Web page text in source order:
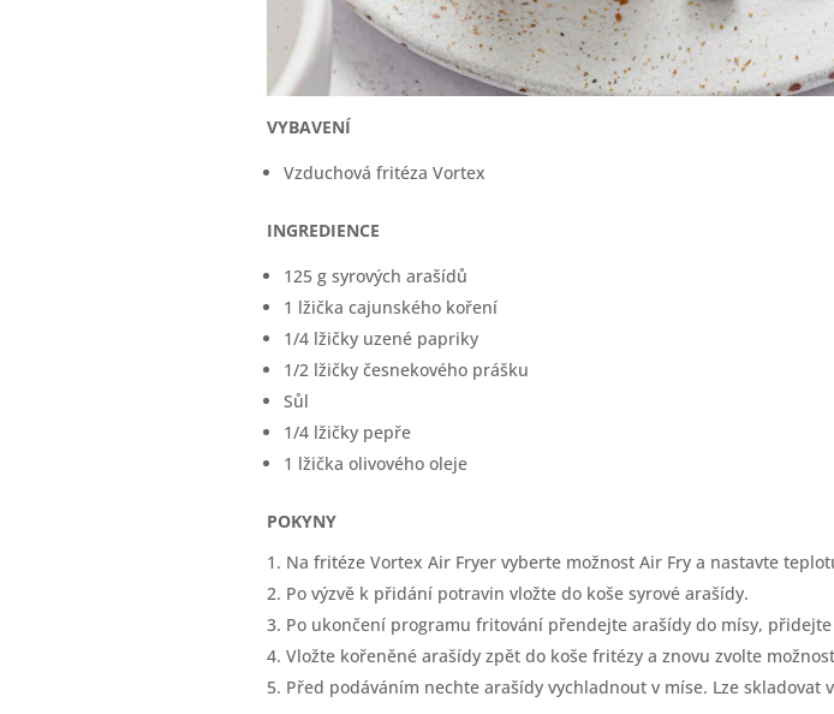
VYBAVENÍ
Vzduchová fritéza Vortex
INGREDIENCE
125 g syrových arašídů
1 lžička cajunského koření
1/4 lžičky uzené papriky
1/2 lžičky česnekového prášku
Sůl
1/4 lžičky pepře
1 lžička olivového oleje
POKYNY
Na fritéze Vortex Air Fryer vyberte možnost Air Fry a nastavte
Po výzvě k přidání potravin vložte do koše syrové arašídy.
Po ukončení programu fritování přendejte arašídy do mísy,
Vložte kořeněné arašídy zpět do koše fritézy a znovu zvolte
Před podáváním nechte arašídy vychladnout v míse. Lze skladovat